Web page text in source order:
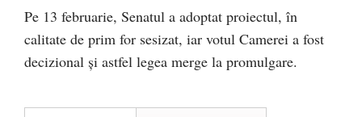
Pe 13 februarie, Senatul a adoptat proiectul, în
calitate de prim for sesizat, iar votul Camerei a fost
decizional şi astfel legea merge la promulgare.